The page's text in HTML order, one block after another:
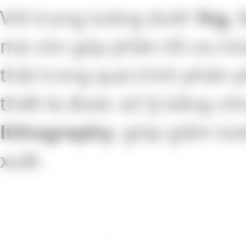
Với trọng lượng dưới
1kg,
mà còn góp phần tối ưu
thải trong quá trình phân
thiết bị được xử lý bằng
lithography, giúp giảm
xuất.